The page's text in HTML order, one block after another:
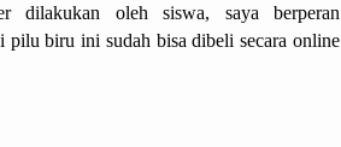
dilakukan oleh siswa, saya berperan
pilu biru ini sudah bisa dibeli secara online